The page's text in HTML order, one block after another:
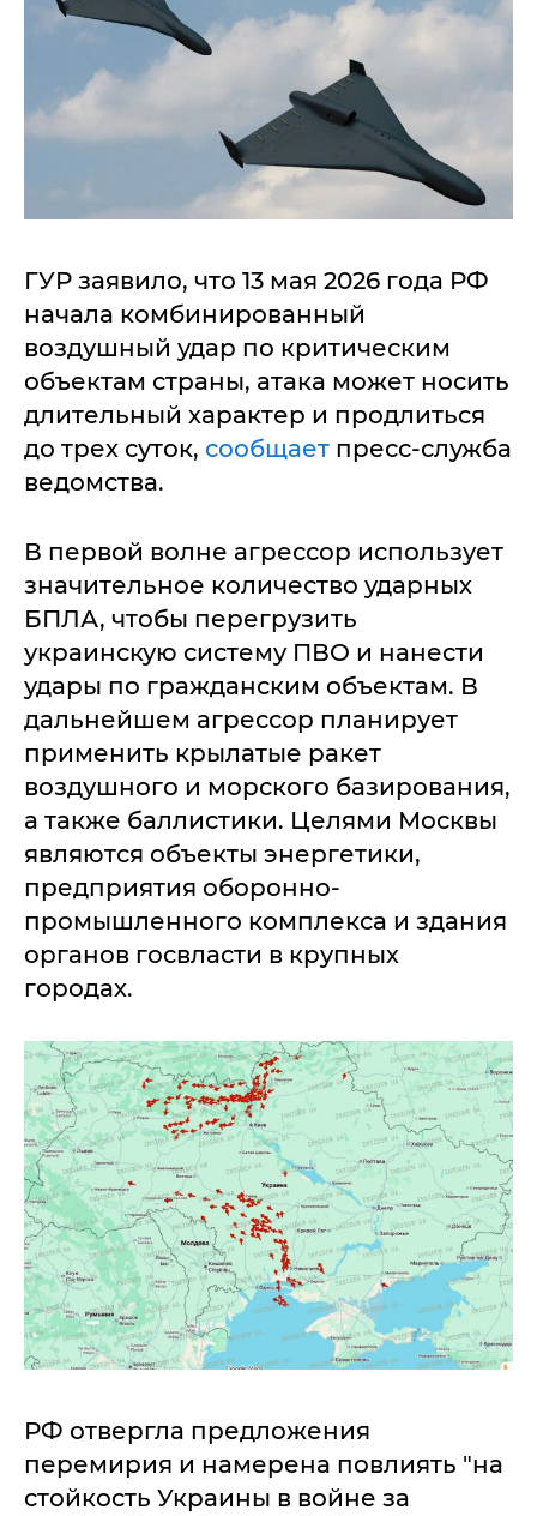
ГУР заявило, что 13 мая 2026 года РФ
начала комбинированный
воздушный удар по критическим
объектам страны, атака может носить
длительный характер и продлиться
до трех суток, сообщает пресс-служба
ведомства.
В первой волне агрессор использует
значительное количество ударных
БПЛА, чтобы перегрузить
украинскую систему ПВО и нанести
удары по гражданским объектам. В
дальнейшем агрессор планирует
применить крылатые ракет
воздушного и морского базирования,
а также баллистики. Целями Москвы
являются объекты энергетики,
предприятия оборонно‐
промышленного комплекса и здания
органов госвласти в крупных
городах.
РФ отвергла предложения
перемирия и намерена повлиять "на
стойкость Украины в войне за